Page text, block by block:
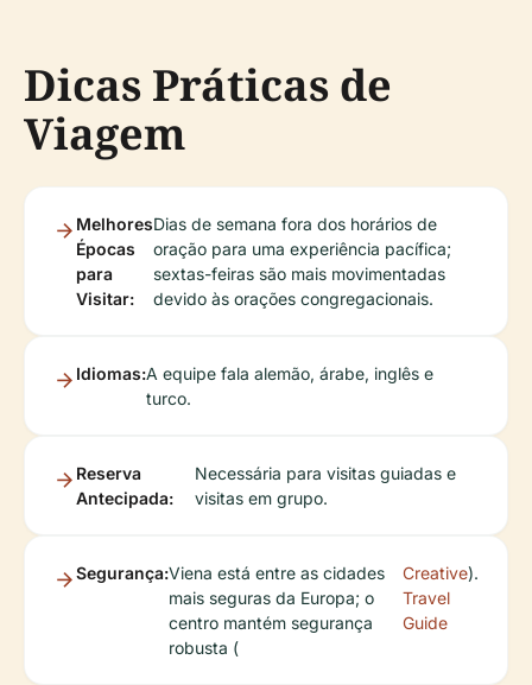
Dicas Práticas de
Viagem
Melhores
Épocas
para
Visitar:
Dias de semana fora dos horários de
oração para uma experiência pacífica;
sextas-feiras são mais movimentadas
devido às orações congregacionais.
Idiomas:A equipe fala alemão, árabe, inglês e
turco.
Reserva
Antecipada:
Necessária para visitas guiadas e
visitas em grupo.
Segurança:Viena está entre as cidades
mais seguras da Europa; o
centro mantém segurança
robusta (
Creative
Travel
Guide
).